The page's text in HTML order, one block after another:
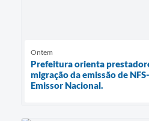
Ontem
Prefeitura orienta
migração da emissão de
Emissor Nacional.